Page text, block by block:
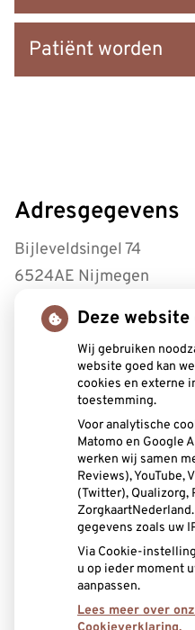
Patiënt worden
Adresgegevens
Bijleveldsingel 74
6524AE Nijmegen
Tel:0243221430
Openingstijden
Maandag:
Woensdag:
Donderdag:
Aangesloten bij:
Deze
Wij gebruiken
website goed kan
cookies en externe
toestemming.
Voor analytische
Matomo en Google
werken wij samen
Reviews), YouTube,
(Twitter),
gegevens zoals uw
Via Cookie-
u op ieder moment
aanpassen.
Lees meer over